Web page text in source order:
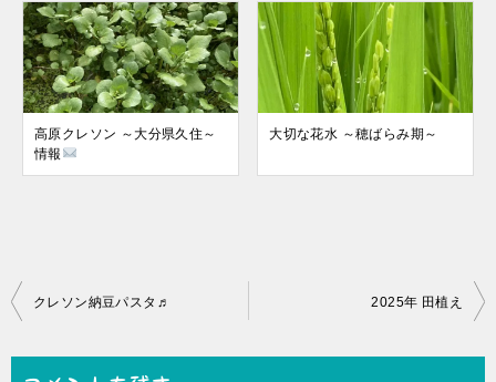
高原クレソン ～大分県久住～
情報
大切な花水 ～穂ばらみ期～
投
クレソン納豆パスタ♬ 2025年 田植え